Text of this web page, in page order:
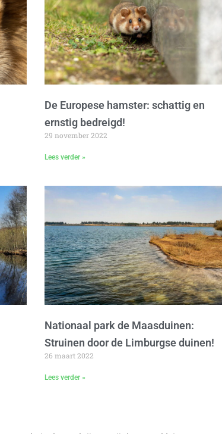
De Europese hamster: schattig en
ernstig bedreigd!
29 november 2022
Lees verder »
Nationaal park de Maasduinen:
Struinen door de Limburgse duinen!
26 maart 2022
Lees verder »